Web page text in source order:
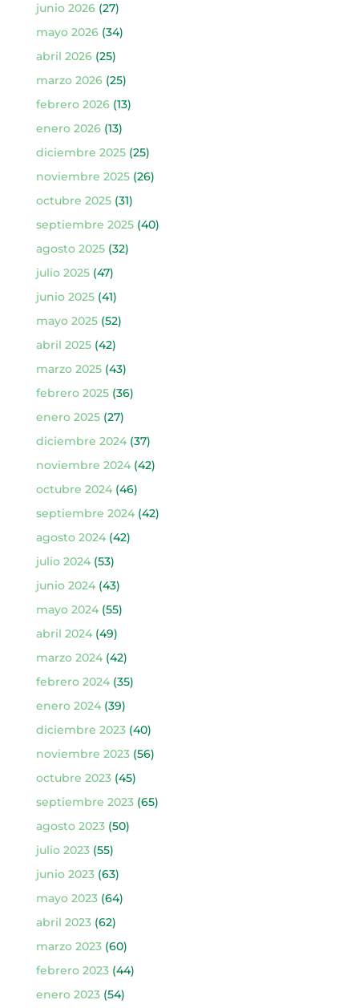
junio 2026(27)
mayo 2026(34)
abril 2026(25)
marzo 2026(25)
febrero 2026(13)
enero 2026(13)
diciembre 2025(25)
noviembre 2025(26)
octubre 2025(31)
septiembre 2025(40)
agosto 2025(32)
julio 2025(47)
junio 2025(41)
mayo 2025(52)
abril 2025(42)
marzo 2025(43)
febrero 2025(36)
enero 2025(27)
diciembre 2024(37)
noviembre 2024(42)
octubre 2024(46)
septiembre 2024(42)
agosto 2024(42)
julio 2024(53)
junio 2024(43)
mayo 2024(55)
abril 2024(49)
marzo 2024(42)
febrero 2024(35)
enero 2024(39)
diciembre 2023(40)
noviembre 2023(56)
octubre 2023(45)
septiembre 2023(65)
agosto 2023(50)
julio 2023(55)
junio 2023(63)
mayo 2023(64)
abril 2023(62)
marzo 2023(60)
febrero 2023(44)
enero 2023(54)